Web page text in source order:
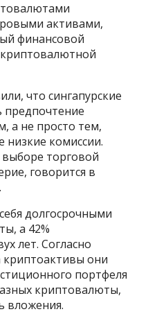
активами,
финансовой
что сингапурские
предпочтение
а не просто тем,
низкие комиссии.
торговой
говорится в
долгосрочными
а 42%
лет. Согласно
криптоактивы они
портфеля
криптовалюты,
вложения.